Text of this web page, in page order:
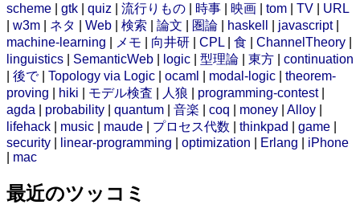
scheme
gtk quiz 流行りもの 時事 映画 tom TV
URL
w3m ネタ Web 検索 論文 圏論 haskell javascript|
machine-learning
メモ 向井研 CPL 食 ChannelTheory
linguistics
SemanticWeb logic 型理論 東方
continuation
後で| Topology via Logic ocaml modal-logic
theorem-
proving
hiki モデル検査 人狼 programming-contest|
agda
probability quantum 音楽 coq money Alloy
lifehack
music maude プロセス代数 thinkpad game
security
linear-programming optimization Erlang
iPhone
mac
最近のツッコミ